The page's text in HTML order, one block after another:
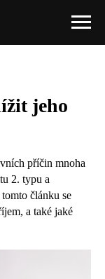
jeho
příčin mnoha
2. typu a
článku se
a také jaké